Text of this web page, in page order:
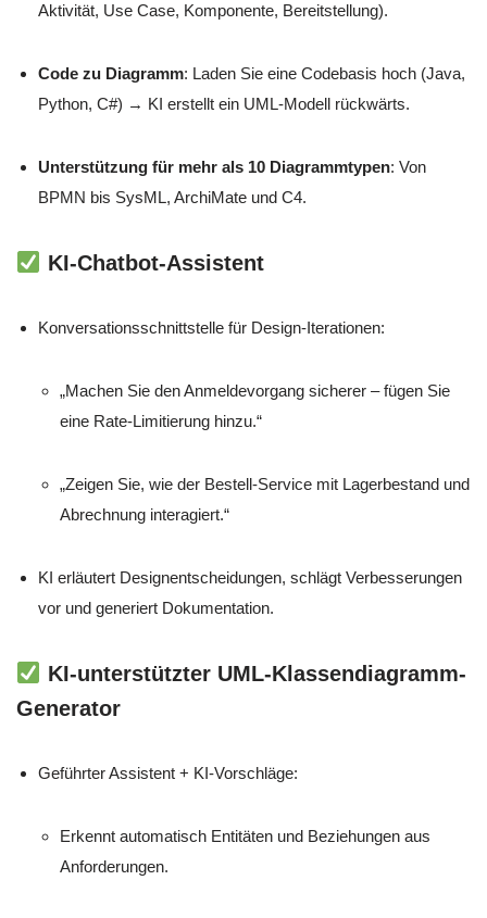
Aktivität, Use Case, Komponente, Bereitstellung).
Code zu Diagramm: Laden Sie eine Codebasis hoch (Java,
Python, C#) → KI erstellt ein UML-Modell rückwärts.
Unterstützung für mehr als 10 Diagrammtypen: Von
BPMN bis SysML, ArchiMate und C4.
KI-Chatbot-Assistent
Konversationsschnittstelle für Design-Iterationen:
„Machen Sie den Anmeldevorgang sicherer – fügen Sie
eine Rate-Limitierung hinzu.“
„Zeigen Sie, wie der Bestell-Service mit Lagerbestand und
Abrechnung interagiert.“
KI erläutert Designentscheidungen, schlägt Verbesserungen
vor und generiert Dokumentation.
KI-unterstützter UML-Klassendiagramm-
Generator
Geführter Assistent + KI-Vorschläge:
Erkennt automatisch Entitäten und Beziehungen aus
Anforderungen.